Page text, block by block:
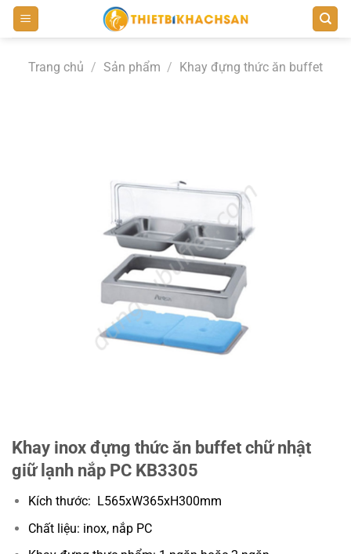
Bỏ
qua
Trang chủ / Sản phẩm / Khay đựng thức ăn buffet
Khay inox đựng thức ăn buffet chữ nhật
giữ lạnh nắp PC KB3305
Kích thước: L565xW365xH300mm
Chất liệu: inox, nắp PC